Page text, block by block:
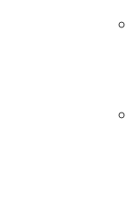
4. A
5. A